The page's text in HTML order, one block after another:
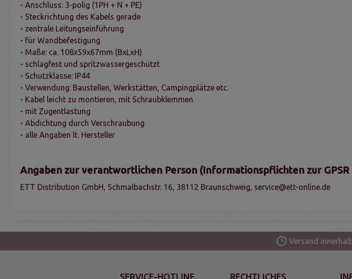
- Anschluss: 3-polig (1PH + N + PE)
- Steckrichtung des Kabels gerade
- zentrale Leitungseinführung
- für Wandbefestigung
- Maße: ca. 108x59x67mm (BxLxH)
- schlagfest und spritzwassergeschützt
- Schutzklasse: IP44
- Verwendung: Baustellen, Werkstätten, Campingplätze etc.
- Kabel leicht zu montieren, mit Schraubklemmen
- mit Zugentlastung
- Abdichtung durch Verschraubung
- alle Angaben lt. Hersteller
Angaben zur verantwortlichen Person (Informationspflichten zur
ETT Distribution GmbH, Schmalbachstr. 16, 38112 Braunschweig, service@ett-online.de
Versand
SERVICE-HOTLINE RECHTLICHES